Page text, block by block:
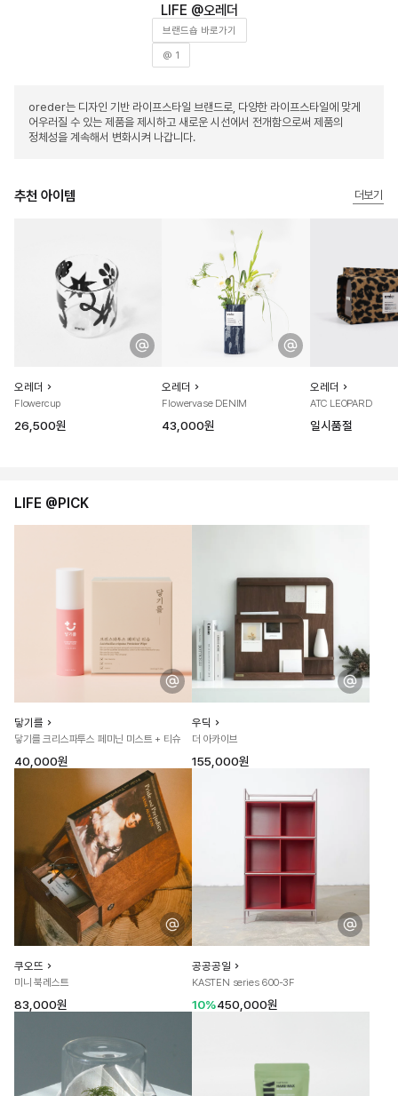
오레더
브랜드숍 바로가기
@ 1
oreder는 디자인 기반 라이프스타일 브랜드로, 다양한 라이프스타일에 맞게
어우러질 수 있는 제품을 제시하고 새로운 시선에서 전개함으로써 제품의
정체성을 계속해서 변화시켜 나갑니다.
추천 아이템 더보기
오레더
Flowercup
26,500원
오레더
Flowervase DENIM
43,000원
오레더
ATC LEOPARD
일시품절
LIFE @PICK
닿기를
닿기를 크리스파투스 페미닌 미스트 + 티슈
40,000원
우딕
더 아카이브
155,000원
쿠오뜨
미니 북레스트
83,000원
공공공일
KASTEN series 600-3F
10%450,000원